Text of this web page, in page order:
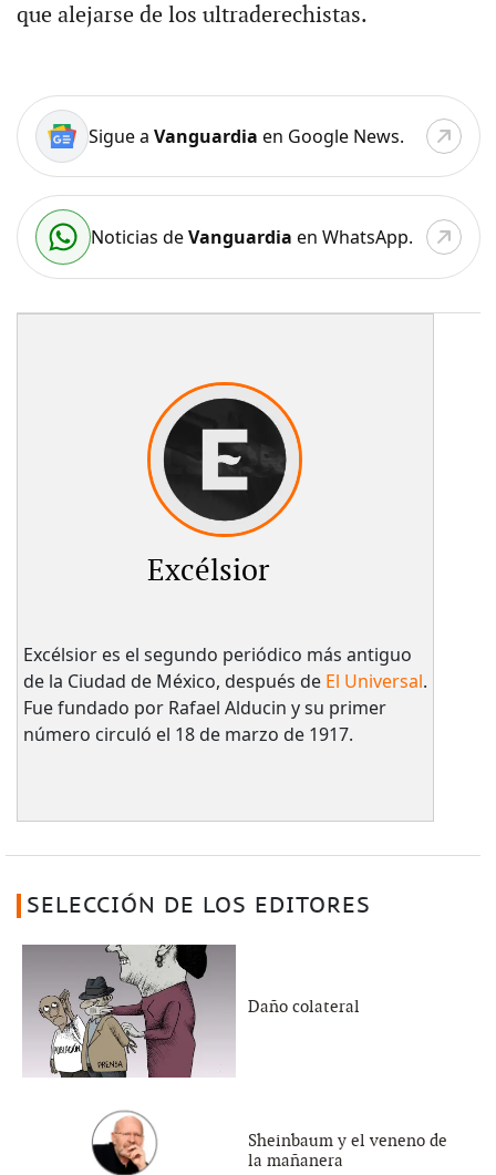
que alejarse de los ultraderechistas.
Sigue a Vanguardia en Google News.
Noticias deVanguardia en WhatsApp.
Excélsior
Excélsior es el segundo periódico más antiguo
de la Ciudad de México, después de El Universal.
Fue fundado por Rafael Alducin y su primer
número circuló el 18 de marzo de 1917.
SELECCIÓN DE LOS EDITORES
Daño colateral
Sheinbaum y el veneno de
la mañanera